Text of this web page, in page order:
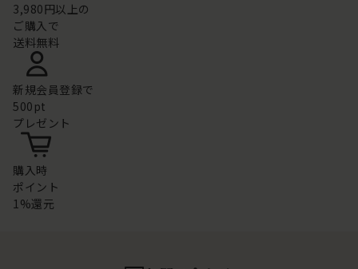
3,980円以上の
ご購入で
送料無料
新規会員登録で
500pt
プレゼント
購入時
ポイント
1%還元